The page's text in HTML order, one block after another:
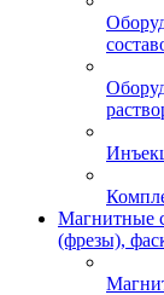
Магнитные
(фрезы),